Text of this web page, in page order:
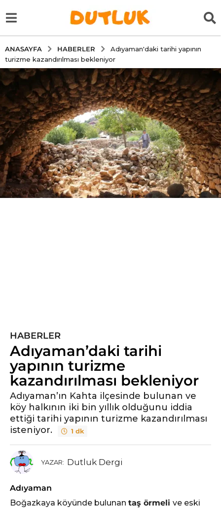
ANASAYFA HABERLER
Adıyaman'daki tarihi yapının
turizme kazandırılması bekleniyor
ı
ö
n
c
e
HABERLER
Adıyaman’daki tarihi
yapının turizme
kazandırılması bekleniyor
Adıyaman’ın Kahta ilçesinde bulunan ve
köy halkının iki bin yıllık olduğunu iddia
ettiği tarihi yapının turizme kazandırılması
isteniyor.
1 dk
YAZAR: Dutluk Dergi
Adıyaman
Boğazkaya köyünde bulunan taş örmeli ve eski